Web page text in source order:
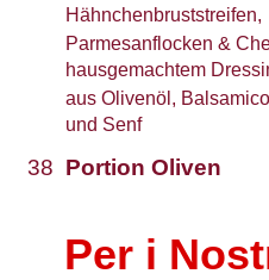
Hähnchenbruststreifen,
Parmesanflocken &
hausgemachtem
aus Olivenöl,
und Senf
38 Portion Oliven
Per i